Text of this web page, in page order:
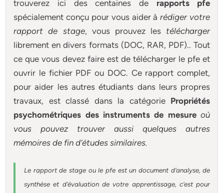
trouverez ici des centaines de rapports pfe
spécialement conçu pour vous aider àrédiger votre
rapport de stage, vous prouvez les télécharger
librement en divers formats (DOC, RAR, PDF).. Tout
ce que vous devez faire est de télécharger le pfe et
ouvrir le fichier PDF ou DOC. Ce rapport complet,
pour aider les autres étudiants dans leurs propres
travaux, est classé dans la catégoriePropriétés
psychométriques des instruments de mesureoù
vous pouvez trouver aussi quelques autres
mémoiresde fin d’études similaires.
Le rapport de stage ou le pfe est un document d’analyse, de
synthèse et d’évaluation de votre apprentissage, c’est pour